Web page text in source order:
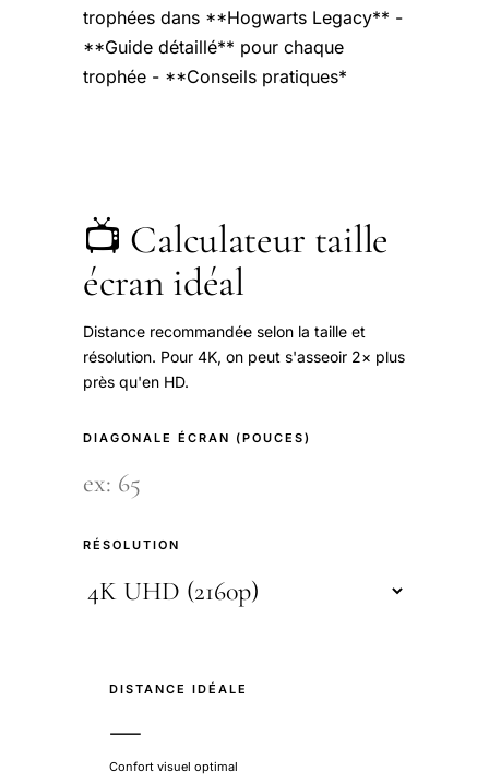
trophées dans **Hogwarts Legacy** -
**Guide détaillé** pour chaque
trophée - **Conseils pratiques*
📺 Calculateur taille
écran idéal
Distance recommandée selon la taille et
résolution. Pour 4K, on peut s'asseoir 2× plus
près qu'en HD.
DIAGONALE ÉCRAN (POUCES)
RÉSOLUTION
DISTANCE IDÉALE
—
Confort visuel optimal